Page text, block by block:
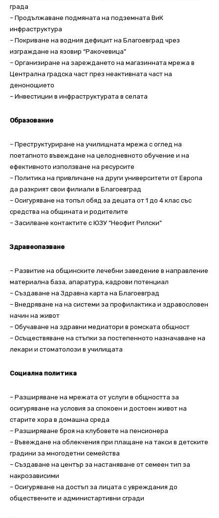
града
– Продължаване подмяната на подземната ВиК
инфраструктура
– Покриване на водния дефицит на Благоевград чрез
изграждане на язовир “Ракочевица”
– Организиране на зареждането на магазинната мрежа в
Централна градска част през неактивната част на
денонощието
– Инвестиции в инфраструктурата в селата
Образование
– Преструктуриране на училищната мрежа с оглед на
поетапното въвеждане на целодневното обучение и на
ефективното използване на ресурсите
– Политика на привличане на други университети от Европа
да разкрият свои филиали в Благоевград
– Осигуряване на топъл обяд за децата от 1 до 4 клас със
средства на общината и родителите
– Засилване контактите с ЮЗУ “Неофит Рилски”
Здравеопазване
– Развитие на общинските лечебни заведение в направление
материална база, апаратура, кадрови потенциал
– Създаване на Здравна карта на Благоевград
– Внедряване на на системи за профилактика и здравословен
начин на живот
– Обучаване на здравни медиатори в ромската общност
– Осъществяване на стъпки за постепенното назначаване на
лекари и стоматолози в училищата
Социална политика
– Разширяване на мрежата от услуги в общността за
осигуряване на условия за спокоен и достоен живот на
старите хора в домашна среда
– Разширяване броя на клубовете на пенсионера
– Въвеждане на облекчения при плащане на такси в детските
градини за многодетни семейства
– Създаване на център за настаняване от семеен тип за
накрозависими
– Осигуряване на достъп за лицата с увреждания до
обществените и администартивни сгради